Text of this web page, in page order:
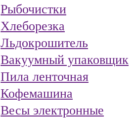
Рыбочистки
Хлеборезка
Льдокрошитель
Вакуумный упаковщик
Пила ленточная
Кофемашина
Весы электронные